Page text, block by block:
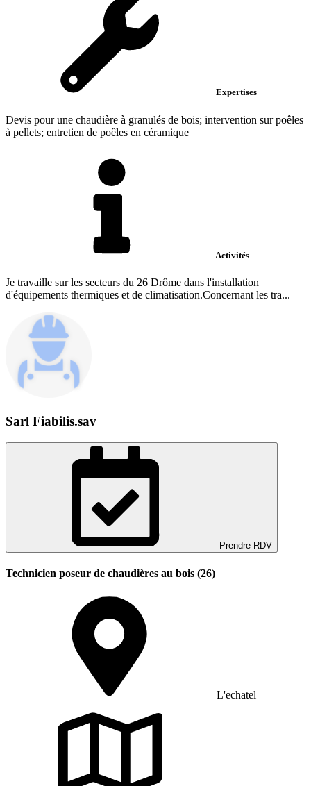
Expertises
Devis pour une chaudière à granulés de bois; intervention sur poêles
à pellets; entretien de poêles en céramique
Activités
Je travaille sur les secteurs du 26 Drôme dans l'installation
d'équipements thermiques et de climatisation.Concernant les tra...
Sarl Fiabilis.sav
Prendre RDV
Technicien poseur de chaudières au bois (26)
L'echatel